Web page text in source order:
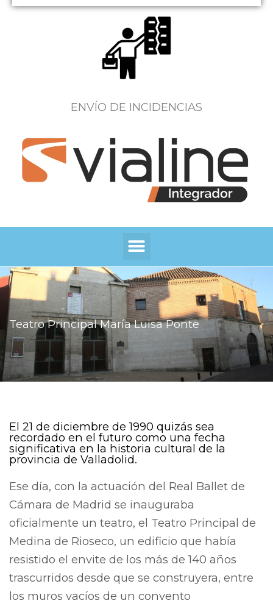
ENVÍO DE INCIDENCIAS
Menú
Teatro Principal María Luisa Ponte
El 21 de diciembre de 1990 quizás sea
recordado en el futuro como una fecha
significativa en la historia cultural de la
provincia de Valladolid.
Ese día, con la actuación del Real Ballet de
Cámara de Madrid se inauguraba
oficialmente un teatro, el Teatro Principal de
Medina de Rioseco, un edificio que había
resistido el envite de los más de 140 años
trascurridos desde que se construyera, entre
los muros vacíos de un convento